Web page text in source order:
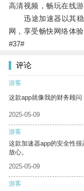
高清视频，畅玩在线
迅途加速器以其稳
网，享受畅快网络体验
#37#
评论
游客
这款app就像我的财务顾问
2025-05-09
游客
这款加速器app的安全性
放心。
2025-05-09
游客